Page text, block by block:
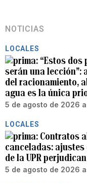
NOTICIAS
LOCALES
“Estos dos
serán una lección”:
del racionamiento,
agua es la única
5 de agosto de 2026 a
LOCALES
Contratos
canceladas:
de la UPR
5 de agosto de 2026 a